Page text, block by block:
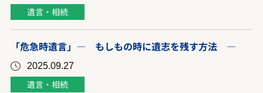
遺言・相続
「危急時遺言」― もしもの時に遺志を残す方法 ―
2025.09.27
遺言・相続